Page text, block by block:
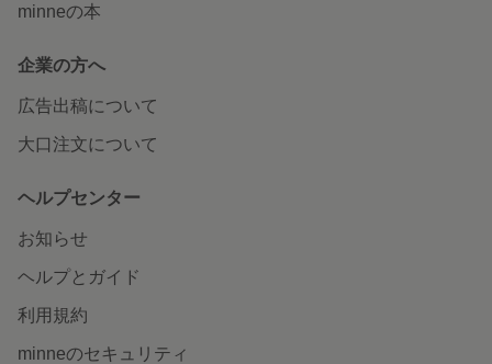
minneの本
企業の方へ
広告出稿について
大口注文について
ヘルプセンター
お知らせ
ヘルプとガイド
利用規約
minneのセキュリティ